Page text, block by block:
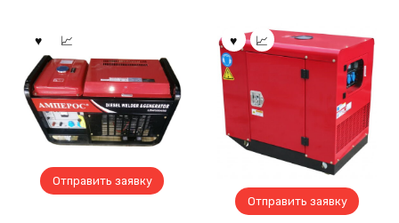
Отправить заявку
Отправить заявку